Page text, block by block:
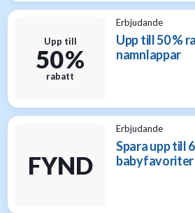
Upp till
50 %
rabatt
Erbjudande
Upp till 50 %
namnlappar
FYND
Erbjudande
Spara upp till
babyfavoriter